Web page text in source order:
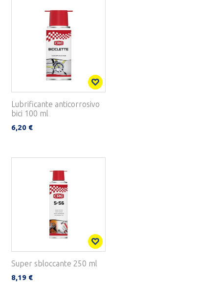
Lubrificante anticorrosivo
bici 100 ml
6,20 €
Super sbloccante 250 ml
8,19 €